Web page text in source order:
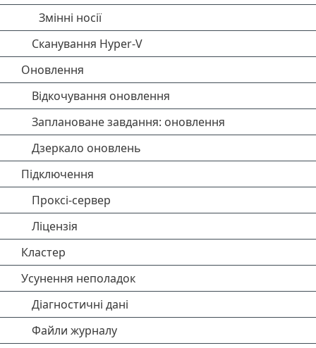
Змінні носії
Сканування Hyper-V
Оновлення
Відкочування оновлення
Заплановане завдання: оновлення
Дзеркало оновлень
Підключення
Проксі-сервер
Ліцензія
Кластер
Усунення неполадок
Діагностичні дані
Файли журналу